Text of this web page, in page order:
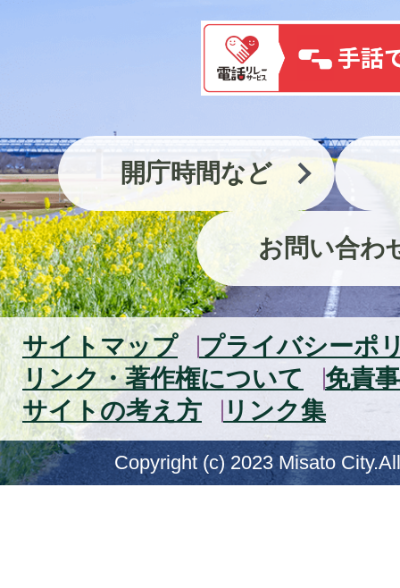
開庁時間など
お問い合わ
サイトマップ
プライバシーポ
リンク・著作権について
免責
サイトの考え方
リンク集
Copyright (c) 2023 Misato